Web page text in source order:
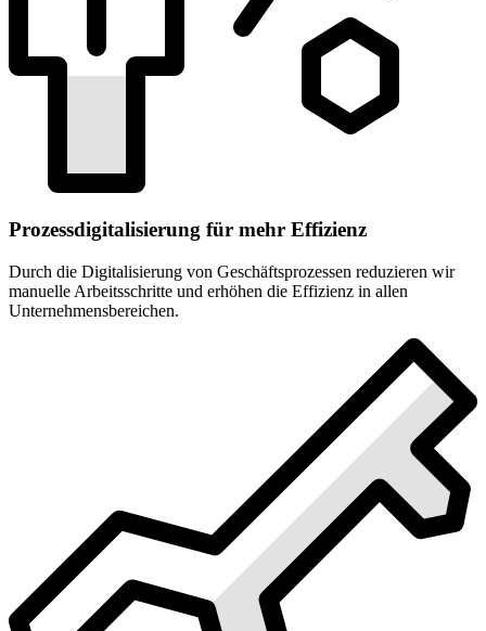
Prozessdigitalisierung für mehr Effizienz
Durch die Digitalisierung von Geschäftsprozessen reduzieren wir
manuelle Arbeitsschritte und erhöhen die Effizienz in allen
Unternehmensbereichen.